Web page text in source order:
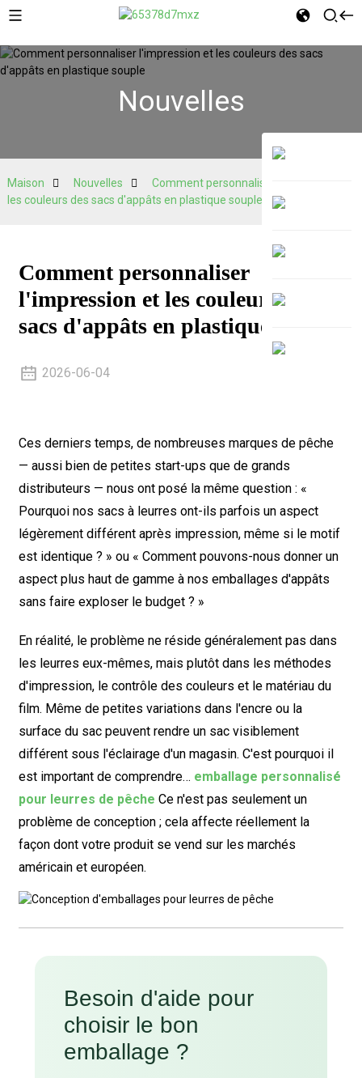
Nouvelles
Maison Nouvelles
Comment personnaliser l'impression et
les couleurs des sacs d'appâts en plastique souple
Comment personnaliser
l'impression et les couleurs des
sacs d'appâts en plastique souple
2026-06-04
Ces derniers temps, de nombreuses marques de pêche
— aussi bien de petites start-ups que de grands
distributeurs — nous ont posé la même question : «
Pourquoi nos sacs à leurres ont-ils parfois un aspect
légèrement différent après impression, même si le motif
est identique ? » ou « Comment pouvons-nous donner un
aspect plus haut de gamme à nos emballages d'appâts
sans faire exploser le budget ? »
En réalité, le problème ne réside généralement pas dans
les leurres eux-mêmes, mais plutôt dans les méthodes
d'impression, le contrôle des couleurs et le matériau du
film. Même de petites variations dans l'encre ou la
surface du sac peuvent rendre un sac visiblement
différent sous l'éclairage d'un magasin. C'est pourquoi il
est important de comprendre… emballage personnalisé
pour leurres de pêche Ce n'est pas seulement un
problème de conception ; cela affecte réellement la
façon dont votre produit se vend sur les marchés
américain et européen.
Besoin d'aide pour
choisir le bon
emballage ?